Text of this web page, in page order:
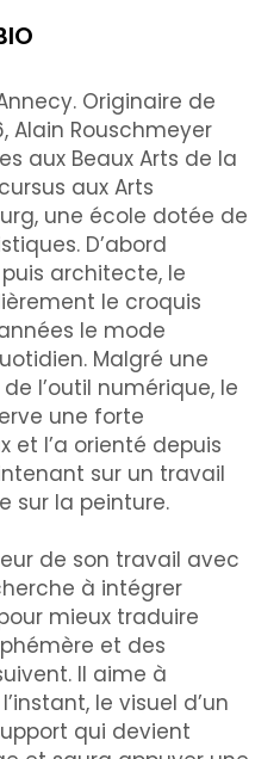
Originaire de
Alain Rouschmeyer
aux Beaux Arts de la
aux Arts
une école dotée de
D’abord
architecte, le
le croquis
le mode
Malgré une
l’outil numérique, le
une forte
et l’a orienté depuis
sur un travail
sur la peinture.
de son travail avec
à intégrer
mieux traduire
et des
Il aime à
le visuel d’un
qui devient